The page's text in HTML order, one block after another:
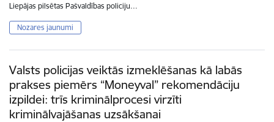
Liepājas pilsētas Pašvaldības policiju…
Nozares jaunumi
Valsts policijas veiktās izmeklēšanas kā labās
prakses piemērs “Moneyval” rekomendāciju
izpildei: trīs kriminālprocesi virzīti
kriminālvajāšanas uzsākšanai